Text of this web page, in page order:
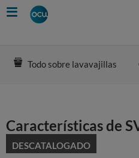
Skip
to
Todo sobre lavavajillas
Características de
DESCATALOGADO